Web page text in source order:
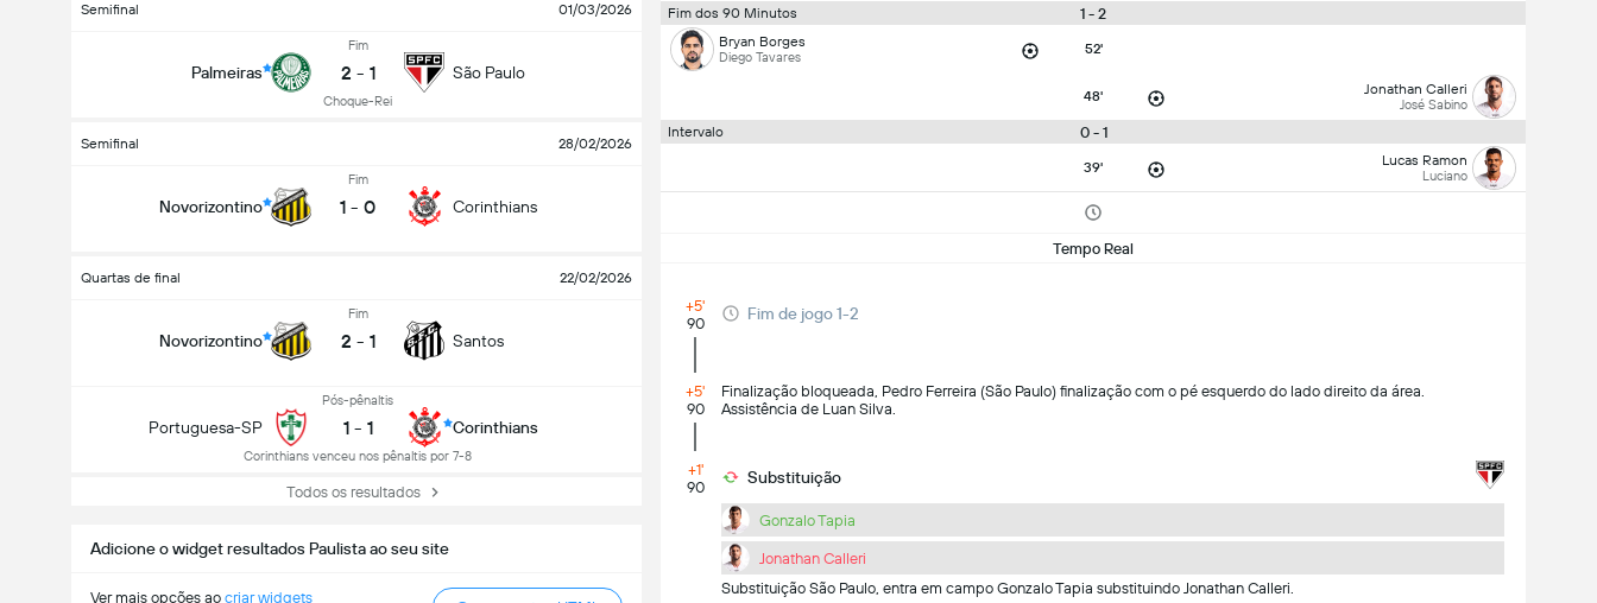
Semifinal 01/03/2026
Palmeiras
Fim
2 - 1
Choque-Rei
São Paulo
Semifinal 28/02/2026
Novorizontino
Fim
1 - 0 Corinthians
Quartas de final 22/02/2026
Novorizontino
Fim
2 - 1 Santos
Portuguesa-SP
Pós-pênaltis
1 - 1
Corinthians venceu nos pênaltis por 7-8
Corinthians
Todos os resultados
Adicione o widget resultados Paulista ao seu site
Ver mais opções ao criar widgets
Fim dos 90 Minutos 1 - 2
Bryan Borges
Diego Tavares 52'
48' Jonathan Calleri
José Sabino
Intervalo 0 - 1
39' Lucas Ramon
Luciano
Tempo Real
+5'
90
Fim de jogo 1-2
+5'
90
Finalização bloqueada, Pedro Ferreira (São Paulo) finalização com o pé esquerdo do lado direito da área.
Assistência de Luan Silva.
+1'
90
Substituição
Gonzalo Tapia
Jonathan Calleri
Substituição São Paulo, entra em campo Gonzalo Tapia substituindo Jonathan Calleri.